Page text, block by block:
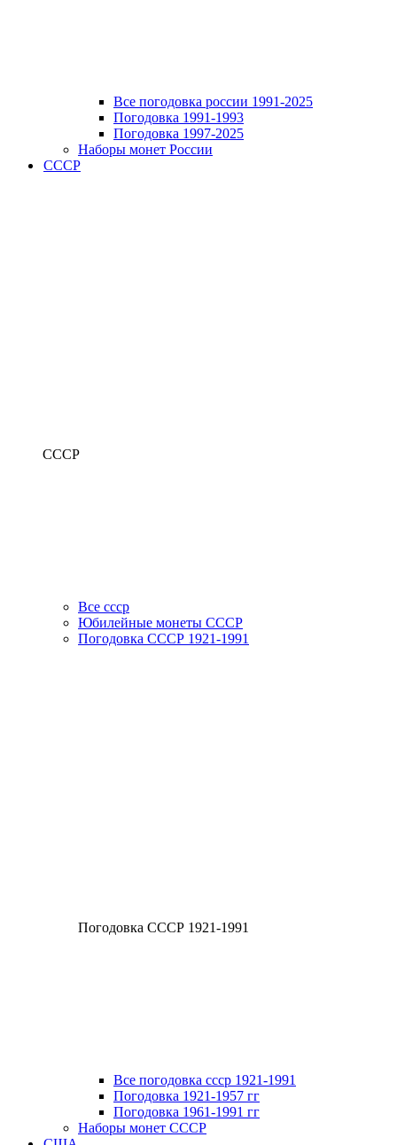
Все погодовка россии 1991-2025
Погодовка 1991-1993
Погодовка 1997-2025
Наборы монет России
СССР
СССР
Все ссср
Юбилейные монеты СССР
Погодовка СССР 1921-1991
Погодовка СССР 1921-1991
Все погодовка ссср 1921-1991
Погодовка 1921-1957 гг
Погодовка 1961-1991 гг
Наборы монет СССР